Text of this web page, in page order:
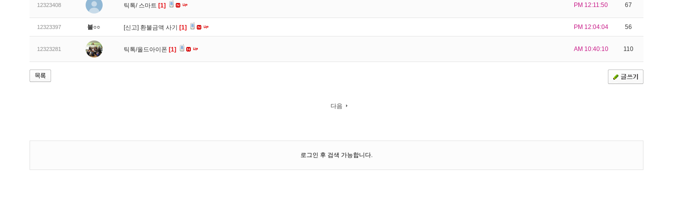
12323408 틱톡/ 스마트 [1] PM 12:11:50 67
12323397 불○○ [신고] 환불금액 사기 [1] PM 12:04:04 56
12323281 틱톡/올드아이폰 [1] AM 10:40:10 110
다음
로그인 후 검색 가능합니다.